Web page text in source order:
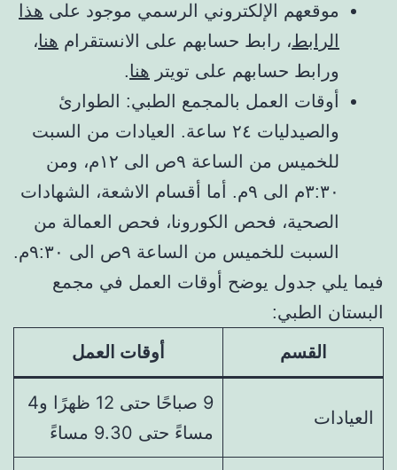
موقعهم الإلكتروني الرسمي موجود على هذا
الرابط، رابط حسابهم على الانستقرام هنا،
ورابط حسابهم على تويتر هنا.
أوقات العمل بالمجمع الطبي: الطوارئ
والصيدليات ٢٤ ساعة. العيادات من السبت
للخميس من الساعة ٩ص الى ١٢م، ومن
٣:٣٠م الى ٩م. أما أقسام الاشعة، الشهادات
الصحية، فحص الكورونا، فحص العمالة من
السبت للخميس من الساعة ٩ص الى ٩:٣٠م.
فيما يلي جدول يوضح أوقات العمل في مجمع
البستان الطبي:
القسم أوقات العمل
العيادات
9 صباحًا حتى 12 ظهرًا و4
مساءً حتى 9.30 مساءً